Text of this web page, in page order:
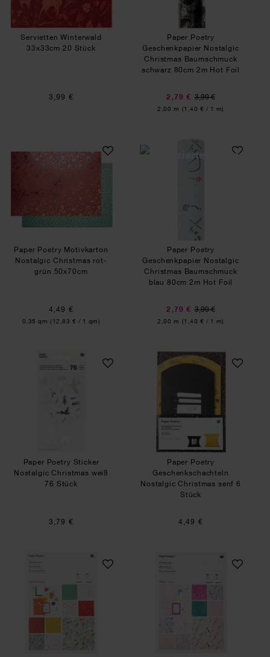
Servietten Winterwald
33x33cm 20 Stück
3,99 €
Paper Poetry
Geschenkpapier Nostalgic
Christmas Baumschmuck
schwarz 80cm 2m Hot Foil
2,79 € 3,99 €
Inhalt:
2,00 m (1,40 € / 1 m)
Paper Poetry Motivkarton Nostalgic Christmas
Paper Poetry Motivkarton
Nostalgic Christmas rot-
grün 50x70cm
4,49 €
Inhalt:
0,35 qm (12,83 € / 1 qm)
Paper Poetry
Paper Poetry
Geschenkpapier Nostalgic
Christmas Baumschmuck
blau 80cm 2m Hot Foil
2,79 € 3,99 €
Inhalt:
2,00 m (1,40 € / 1 m)
Paper Poetry Sticker Nostalgic Christmas weiß
Paper Poetry Sticker
Nostalgic Christmas weiß
76 Stück
3,79 €
Paper Poetry
Paper Poetry
Geschenkschachteln
Nostalgic Christmas senf 6
Stück
4,49 €
Paper Poetry Motivpapier Nostalgic Christmas
Paper Poetry